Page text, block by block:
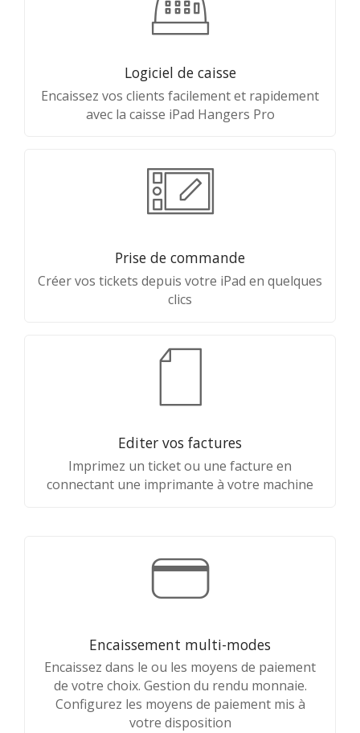
Logiciel de caisse
Encaissez vos clients facilement et rapidement
avec la caisse iPad Hangers Pro
Prise de commande
Créer vos tickets depuis votre iPad en quelques
clics
Editer vos factures
Imprimez un ticket ou une facture en
connectant une imprimante à votre machine
Encaissement multi-modes
Encaissez dans le ou les moyens de paiement
de votre choix. Gestion du rendu monnaie.
Configurez les moyens de paiement mis à
votre disposition